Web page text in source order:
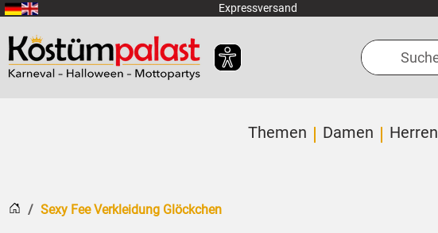
Zum Hauptinhalt springen Expressversand
Suche
Themen Damen Herren
Startseite
Sexy Fee Verkleidung Glöckchen